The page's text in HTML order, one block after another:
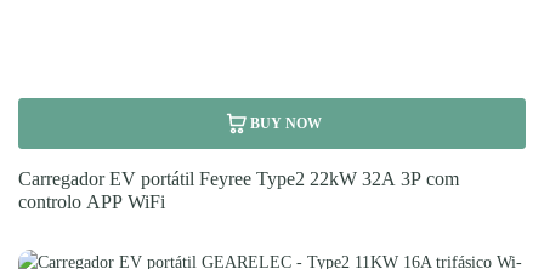
BUY NOW
Carregador EV portátil Feyree Type2 22kW 32A 3P com
controlo APP WiFi